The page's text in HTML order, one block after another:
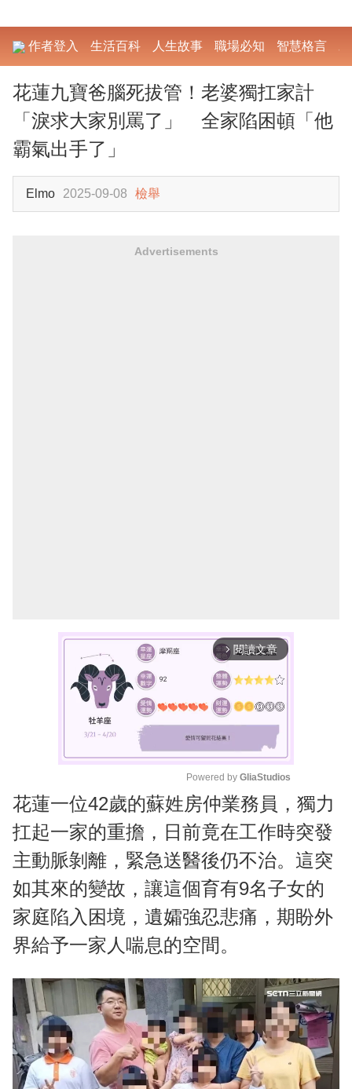
作者登入 生活百科 人生故事 職場必知 智慧格言
花蓮九寶爸腦死拔管！老婆獨扛家計
「淚求大家別罵了」 全家陷困頓「他
霸氣出手了」
Elmo 2025-09-08 檢舉
Advertisements
arrow_forward_ios 閱讀文章
M
u
t
e
Powered by GliaStudios
花蓮一位42歲的蘇姓房仲業務員，獨力
扛起一家的重擔，日前竟在工作時突發
主動脈剝離，緊急送醫後仍不治。這突
如其來的變故，讓這個育有9名子女的
家庭陷入困境，遺孀強忍悲痛，期盼外
界給予一家人喘息的空間。